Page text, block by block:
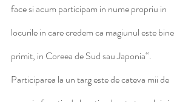
face si acum participam in nume propriu in
locurile in care credem ca magiunul este bine
primit, in Coreea de Sud sau Japonia“.
Participarea la un targ este de cateva mii de